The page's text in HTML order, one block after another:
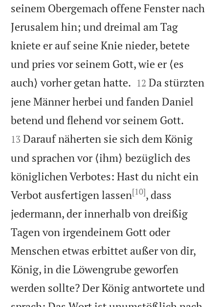
seinem Obergemach offene Fenster nach
Jerusalem hin; und dreimal am Tag
kniete er auf seine Knie nieder, betete
und pries vor seinem Gott, wie er ⟨es
auch⟩ vorher getan hatte. 

12 Da stürzten
jene Männer herbei und fanden Daniel
betend und flehend vor seinem Gott.
13 Darauf näherten sie sich dem König
und sprachen vor ⟨ihm⟩ bezüglich des
königlichen Verbotes: Hast du nicht ein
Verbot ausfertigen lassen[10], dass
jedermann, der innerhalb von dreißig
Tagen von irgendeinem Gott oder
Menschen etwas erbittet außer von dir,
König, in die Löwengrube geworfen
werden sollte? Der König antwortete und